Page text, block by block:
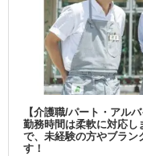
【介護職/パート・アル
勤務時間は柔軟に対応
で、未経験の方やブラン
す！